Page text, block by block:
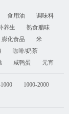
食用油
调味料
养生
熟食腊味
膨化食品
米
咖啡/奶茶
咸鸭蛋 元宵
1000-2000